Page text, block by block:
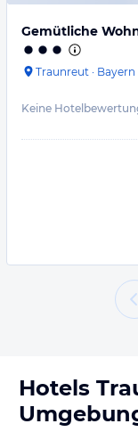
Gemütliche
Traunreut · Bayern
Keine
Hotels